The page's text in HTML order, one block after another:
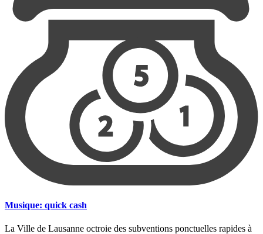
Musique: quick cash
La Ville de Lausanne octroie des subventions ponctuelles rapides à